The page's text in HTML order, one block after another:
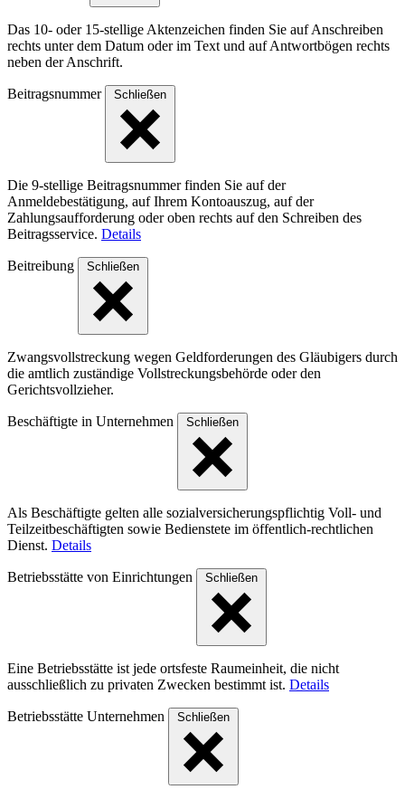
Das 10- oder 15-stellige Akten­zeichen finden Sie auf Anschreiben
rechts unter dem Datum oder im Text und auf Antwort­bögen rechts
neben der Anschrift.
Beitragsnummer Schließen
Die 9-stellige Beitragsnummer finden Sie auf der
Anmeldebestätigung, auf Ihrem Kontoauszug, auf der
Zahlungsaufforderung oder oben rechts auf den Schreiben des
Beitragsservice. Details
Beitreibung Schließen
Zwangsvollstreckung wegen Geldforderungen des Gläubigers durch
die amtlich zuständige Vollstreckungsbehörde oder den
Gerichtsvollzieher.
Beschäftigte in Unternehmen Schließen
Als Beschäftigte gelten alle sozialversicherungspflichtig Voll- und
Teilzeitbeschäftigten sowie Bedienstete im öffentlich-rechtlichen
Dienst. Details
Betriebsstätte von Einrichtungen Schließen
Eine Betriebsstätte ist jede ortsfeste Raumeinheit, die nicht
ausschließlich zu privaten Zwecken bestimmt ist. Details
Betriebsstätte Unternehmen Schließen